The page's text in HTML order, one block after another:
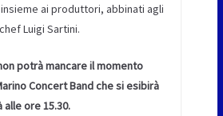
ai produttori, abbinati agli
Luigi Sartini.
potrà mancare il momento
Concert Band che si esibirà
ore 15.30.